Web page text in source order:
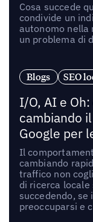
Cosa succede
condivide un
autonomo nella
un problema di
Blogs SEO
I/O, AI e
cambiando
Google per
Il
cambiando
traffico non
di ricerca locale
succedendo, se
preoccuparsi e